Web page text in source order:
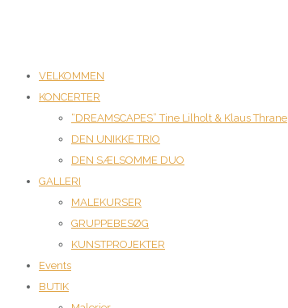
VELKOMMEN
KONCERTER
“DREAMSCAPES” Tine Lilholt & Klaus Thrane
DEN UNIKKE TRIO
DEN SÆLSOMME DUO
GALLERI
MALEKURSER
GRUPPEBESØG
KUNSTPROJEKTER
Events
BUTIK